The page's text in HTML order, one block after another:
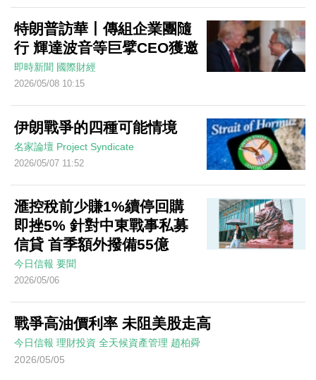
特朗普訪華丨傳組企業團隨
行 輝達波音等巨擘CEO獲邀
即時新聞 國際財經
2026/05/08 10:15
伊朗戰爭的四種可能情境
名家論壇 Project Syndicate
2026/05/07 11:52
滙控稅前少賺1%續停回購
即挫5% 針對中東戰事私募
信貸 首季額外撥備55億
今日信報 要聞
2026/05/06
戰爭高油價利率 未阻美股走高
今日信報 理財投資 全天候資產管理 趙柏舜
2026/05/05